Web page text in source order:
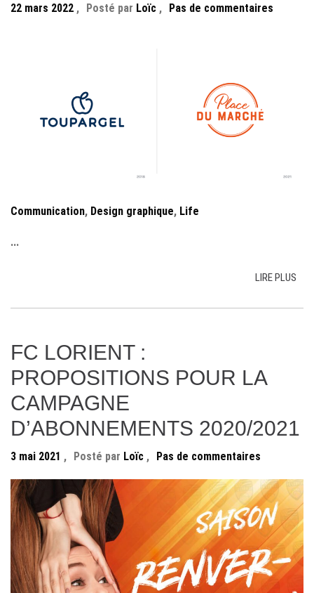
22 mars 2022 , Posté par Loïc , Pas de commentaires
Communication, Design graphique, Life
...
LIRE PLUS
FC LORIENT :
PROPOSITIONS POUR LA
CAMPAGNE
D’ABONNEMENTS 2020/2021
3 mai 2021 , Posté par Loïc , Pas de commentaires